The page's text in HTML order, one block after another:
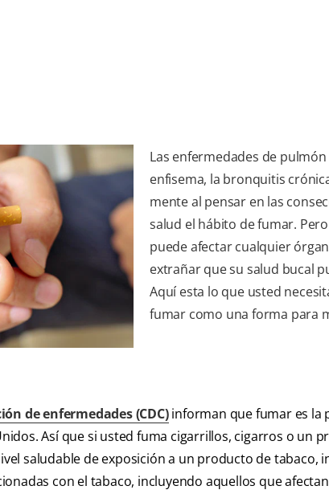
Las enfermedades de
enfisema, la bronquitis
mente al pensar en las
salud el hábito de fumar.
puede afectar cualquier
extrañar que su salud bucal
Aquí esta lo que usted
fumar como una forma para
de enfermedades (CDC)informan que fumar es la
Así que si usted fuma cigarrillos, cigarros o un
saludable de exposición a un producto de tabaco,
con el tabaco, incluyendo aquellos que